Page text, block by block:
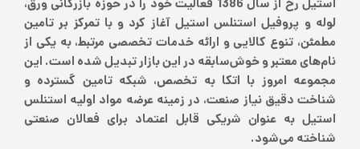
استیل رخ از سال 1386 فعالیت خود را در حوزه بازرگانی ورق،
لوله و پروفیل استنلس استیل آغاز کرد و با تمرکز بر تامین
مطمئن، تنوع کالایی و ارائه خدمات تخصصی مرتبط، به یکی از
نام‌های معتبر و خوش‌سابقه در این بازار تبدیل شده است. این
مجموعه امروز با اتکا به تخصص، شبکه تامین گسترده و
شناخت دقیق نیاز صنعت، در زمینه عرضه مواد اولیه استنلس
استیل به عنوان شریکی قابل اعتماد برای فعالان صنعتی
شناخته می‌شود.